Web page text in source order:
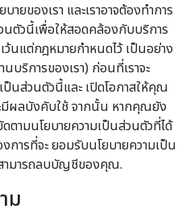
ายของเรา และเราอาจต้องทำการ
ตัวนี้เพื่อให้สอดคล้องกับบริการ
ว้นแต่กฎหมายกำหนดไว้ เป็นอย่าง
บริการของเรา) ก่อนที่เราจะ
นส่วนตัวนี้และ เปิดโอกาสให้คุณ
ผลบังคับใช้ จากนั้น หากคุณยัง
ามนโยบายความเป็นส่วนตัวที่ได้
ารที่จะ ยอมรับนโยบายความเป็น
ามารถลบบัญชีของคุณ.
ม